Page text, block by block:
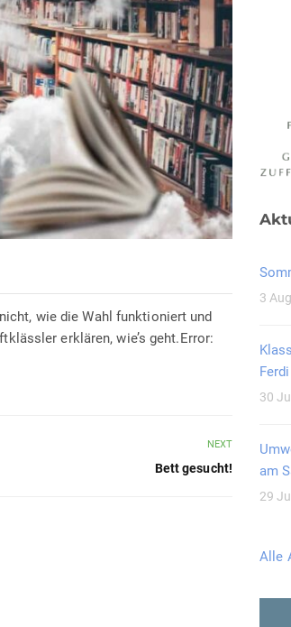
wie die Wahl funktioniert und
erklären, wie’s geht.Error:
NEXT
Bett gesucht!
3
30
am
29
Alle